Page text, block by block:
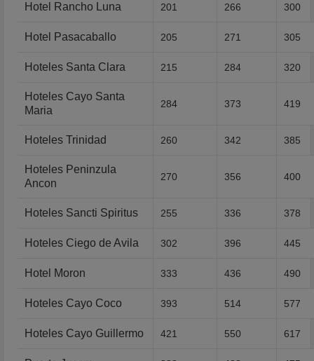
Hotel Rancho Luna 201 266 300
Hotel Pasacaballo 205 271 305
Hoteles Santa Clara 215 284 320
Hoteles Cayo Santa
Maria
284 373 419
Hoteles Trinidad 260 342 385
Hoteles Peninzula
Ancon
270 356 400
Hoteles Sancti Spiritus 255 336 378
Hoteles Ciego de Avila 302 396 445
Hotel Moron 333 436 490
Hoteles Cayo Coco 393 514 577
Hoteles Cayo Guillermo 421 550 617